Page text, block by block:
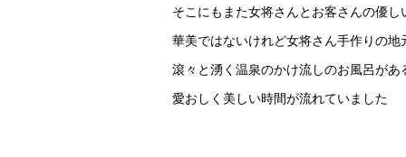
そこにもまた女将さんとお客さんの優し
華美ではないけれど女将さん手作りの地
滾々と湧く温泉のかけ流しのお風呂があ
愛おしく美しい時間が流れていました